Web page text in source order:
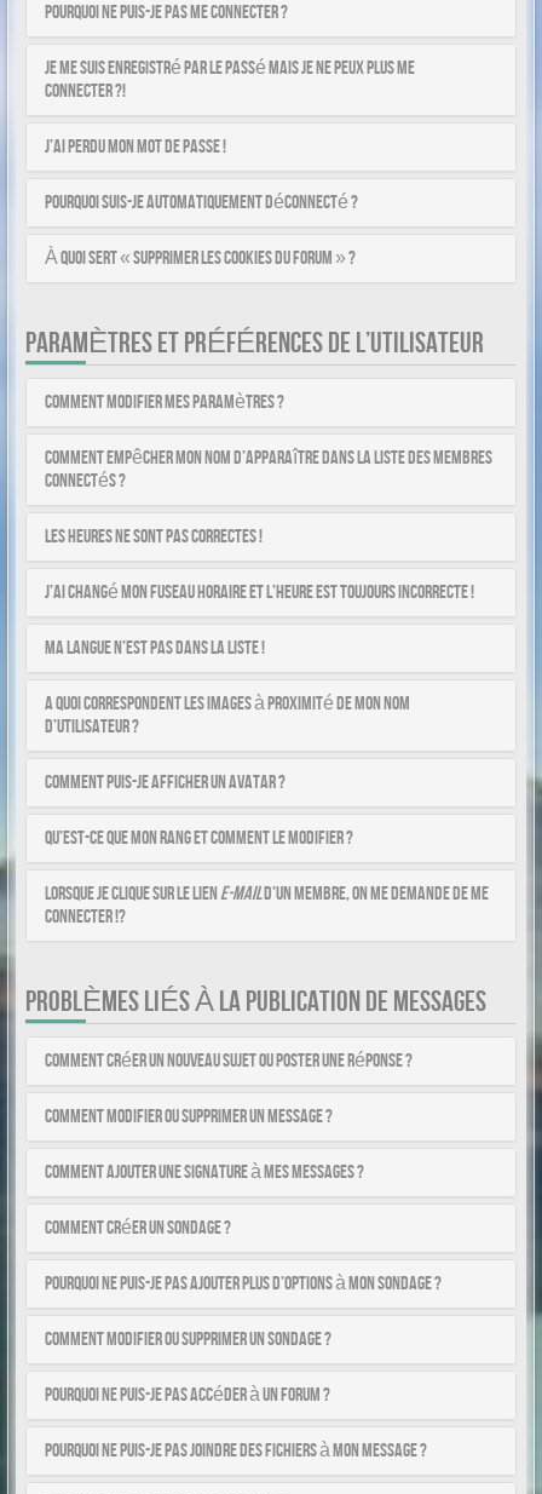
Pourquoi ne puis-je pas me connecter ?
Je me suis enregistré par le passé mais je ne peux plus me
connecter ?!
J’ai perdu mon mot de passe !
Pourquoi suis-je automatiquement déconnecté ?
À quoi sert « Supprimer les cookies du forum » ?
PARAMÈTRES ET PRÉFÉRENCES DE L’UTILISATEUR
Comment modifier mes paramètres ?
Comment empêcher mon nom d’apparaître dans la liste des membres
connectés ?
Les heures ne sont pas correctes !
J’ai changé mon fuseau horaire et l’heure est toujours incorrecte !
Ma langue n’est pas dans la liste !
A quoi correspondent les images à proximité de mon nom
d’utilisateur ?
Comment puis-je afficher un avatar ?
Qu’est-ce que mon rang et comment le modifier ?
Lorsque je clique sur le liene-maild’un membre, on me demande de me
connecter !?
PROBLÈMES LIÉS À LA PUBLICATION DE MESSAGES
Comment créer un nouveau sujet ou poster une réponse ?
Comment modifier ou supprimer un message ?
Comment ajouter une signature à mes messages ?
Comment créer un sondage ?
Pourquoi ne puis-je pas ajouter plus d’options à mon sondage ?
Comment modifier ou supprimer un sondage ?
Pourquoi ne puis-je pas accéder à un forum ?
Pourquoi ne puis-je pas joindre des fichiers à mon message ?